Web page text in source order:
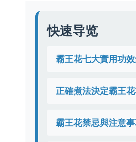
快速导览
霸王花七大實用功
正確煮法決定霸王
霸王花禁忌與注意